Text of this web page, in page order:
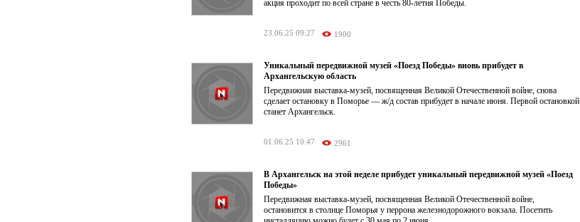
акция проходит по всей стране в честь 80-летия Победы.
23.06.25 09:27 1900
Уникальный передвижной музей «Поезд Победы» вновь прибудет в
Архангельскую область
Передвижная выставка-музей, посвященная Великой Отечественной войне, снова
сделает остановку в Поморье — ж/д состав прибудет в начале июня. Первой остановкой
станет Архангельск.
01.06.25 10:47 2961
В Архангельск на этой неделе прибудет уникальный передвижной музей «Поезд
Победы»
Передвижная выставка-музей, посвященная Великой Отечественной войне,
остановится в столице Поморья у перрона железнодорожного вокзала. Посетить